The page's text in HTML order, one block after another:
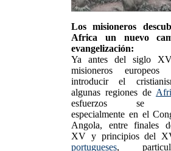
Los misioneros
Africa un nuevo
evangelización:
Ya antes del siglo
misioneros europeos
introducir el
algunas regiones de
esfuerzos se
especialmente en el
Angola, entre finales
XV y principios del
portugueses,